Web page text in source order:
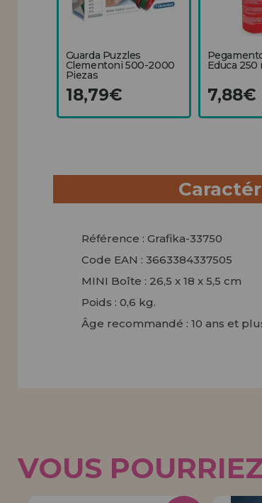
Guarda Puzzles
Clementoni 500-2000
Piezas
18,79€
Educa 250
7,88€
Référence : Grafika-33750
Code EAN : 3663384337505
MINI Boîte : 26,5 x 18 x 5,5 cm
Poids : 0,6 kg.
Âge recommandé : 10 ans et
VOUS